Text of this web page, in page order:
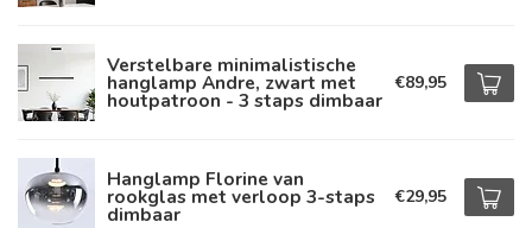
Verstelbare minimalistische
hanglamp Andre, zwart met
houtpatroon - 3 staps dimbaar
€89,95
Hanglamp Florine van
rookglas met verloop 3-staps
dimbaar
€29,95